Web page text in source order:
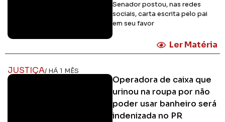
Senador postou, nas redes
sociais, carta escrita pelo pai
em seu favor
Ler Matéria
JUSTIÇA/ HÁ 1 MÊS
Operadora de caixa que
urinou na roupa por não
poder usar banheiro será
indenizada no PR